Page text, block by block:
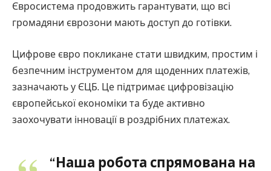
Євросистема продовжить гарантувати, що всі
громадяни єврозони мають доступ до готівки.
Цифрове євро покликане стати швидким, простим і
безпечним інструментом для щоденних платежів,
зазначають у ЄЦБ. Це підтримає цифровізацію
європейської економіки та буде активно
заохочувати інновації в роздрібних платежах.
“Наша робота спрямована на